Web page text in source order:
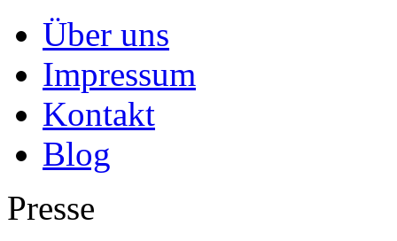
Über uns
Impressum
Kontakt
Blog
Presse